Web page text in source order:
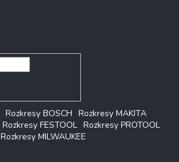
Rozkresy BOSCH Rozkresy MAKITA
Rozkresy FESTOOL Rozkresy PROTOOL
Rozkresy MILWAUKEE